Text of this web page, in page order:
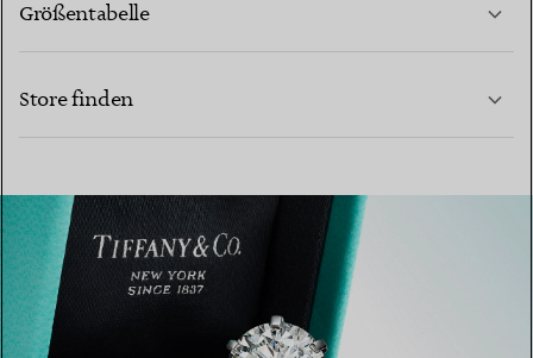
MEHR ERFAHREN
Größentabelle
Store finden
EINEN STORE IN IHRER NÄHE FINDEN